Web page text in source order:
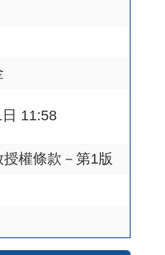
11:58
權條款－第1版